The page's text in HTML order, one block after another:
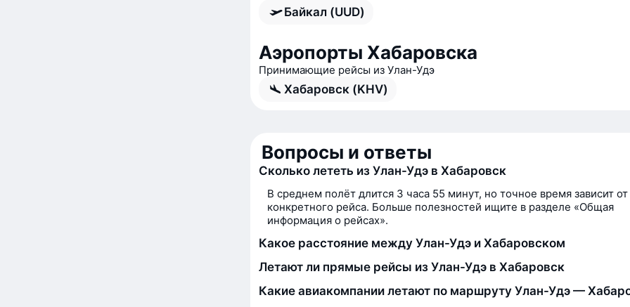
Байкал (UUD)
Аэропорты Хабаровска
Принимающие рейсы из Улан-Удэ
Хабаровск (KHV)
Вопросы и ответы
Сколько лететь из Улан-Удэ в Хабаровск
В среднем полёт длится 3 часа 55 минут, но точное время зависит от
конкретного рейса. Больше полезностей ищите в разделе «Общая
информация о рейсах».
Какое расстояние между Улан-Удэ и Хабаровском
Летают ли прямые рейсы из Улан-Удэ в Хабаровск
Какие авиакомпании летают по маршруту Улан-Удэ —